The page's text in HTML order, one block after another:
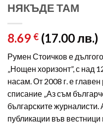
НЯКЪДЕ ТАМ
8.69 € (17.00 лв.)
Румен Стоичков е
„Нощен хоризонт”, с над
насам. От 2008 г. е
списание „Аз съм
българските журналисти.
публикации във вестници